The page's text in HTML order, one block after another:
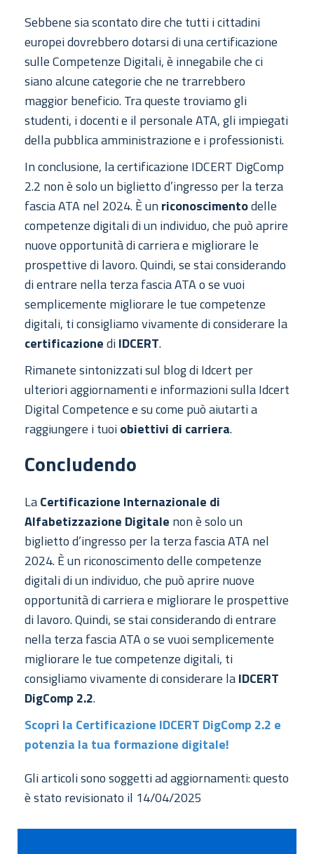
Sebbene sia scontato dire che tutti i cittadini
europei dovrebbero dotarsi di una certificazione
sulle Competenze Digitali, è innegabile che ci
siano alcune categorie che ne trarrebbero
maggior beneficio. Tra queste troviamo gli
studenti, i docenti e il personale ATA, gli impiegati
della pubblica amministrazione e i professionisti.
In conclusione, la certificazione IDCERT DigComp
2.2 non è solo un biglietto d’ingresso per la terza
fascia ATA nel 2024. È un riconoscimentodelle
competenze digitali di un individuo, che può aprire
nuove opportunità di carriera e migliorare le
prospettive di lavoro. Quindi, se stai considerando
di entrare nella terza fascia ATA o se vuoi
semplicemente migliorare le tue competenze
digitali, ti consigliamo vivamente di considerare la
certificazionediIDCERT.
Rimanete sintonizzati sul blog di Idcert per
ulteriori aggiornamenti e informazioni sulla Idcert
Digital Competence e su come può aiutarti a
raggiungere i tuoiobiettivi di carriera.
Concludendo
LaCertificazione Internazionale di
Alfabetizzazione Digitale non è solo un
biglietto d’ingresso per la terza fascia ATA nel
2024. È un riconoscimento delle competenze
digitali di un individuo, che può aprire nuove
opportunità di carriera e migliorare le prospettive
di lavoro. Quindi, se stai considerando di entrare
nella terza fascia ATA o se vuoi semplicemente
migliorare le tue competenze digitali, ti
consigliamo vivamente di considerare laIDCERT
DigComp 2.2.
Scopri la Certificazione IDCERT DigComp 2.2 e
potenzia la tua formazione digitale!
Gli articoli sono soggetti ad aggiornamenti: questo
è stato revisionato il 14/04/2025